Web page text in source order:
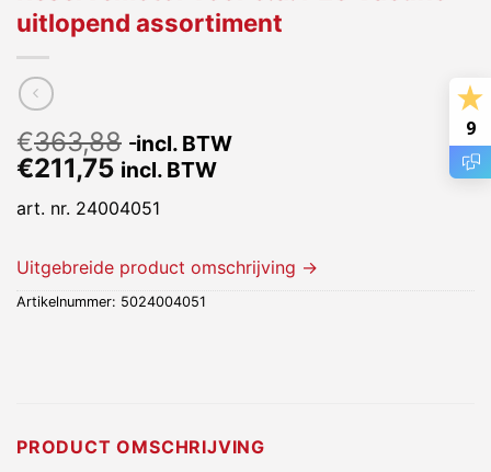
uitlopend assortiment
€363,88 incl. BTW
€211,75 incl. BTW
art. nr. 24004051
Uitgebreide product omschrijving →
Artikelnummer: 5024004051
PRODUCT OMSCHRIJVING
9